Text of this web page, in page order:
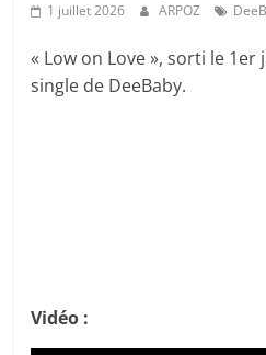
1 juillet 2026 ARPOZ
« Low on Love », sorti le 1er
single de DeeBaby.
Vidéo :